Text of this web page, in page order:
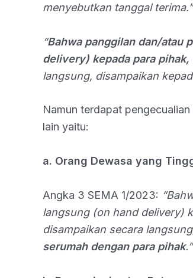
menyebutkan tanggal terima.”
“Bahwa panggilan dan/atau
delivery) kepada para pihak,
langsung, disampaikan
Namun terdapat
lain yaitu:
a. Orang Dewasa yang
Angka 3 SEMA 1/2023:
langsung (on hand delivery)
disampaikan secara
serumah dengan para pihak.”